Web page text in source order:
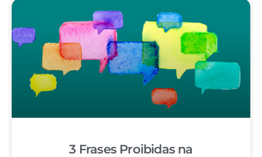
3 Frases Proibidas na